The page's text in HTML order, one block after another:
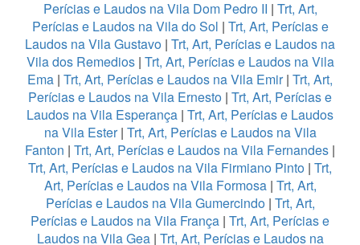
Perícias e Laudos na Vila Dom Pedro II | Trt, Art,
Perícias e Laudos na Vila do Sol | Trt, Art, Perícias e
Laudos na Vila Gustavo | Trt, Art, Perícias e Laudos na
Vila dos Remedios| Trt, Art, Perícias e Laudos na Vila
Ema | Trt, Art, Perícias e Laudos na Vila Emir| Trt, Art,
Perícias e Laudos na Vila Ernesto | Trt, Art, Perícias e
Laudos na Vila Esperança | Trt, Art, Perícias e Laudos
na Vila Ester| Trt, Art, Perícias e Laudos na Vila
Fanton | Trt, Art, Perícias e Laudos na Vila Fernandes |
Trt, Art, Perícias e Laudos na Vila Firmiano Pinto | Trt,
Art, Perícias e Laudos na Vila Formosa| Trt, Art,
Perícias e Laudos na Vila Gumercindo| Trt, Art,
Perícias e Laudos na Vila França | Trt, Art, Perícias e
Laudos na Vila Gea| Trt, Art, Perícias e Laudos na